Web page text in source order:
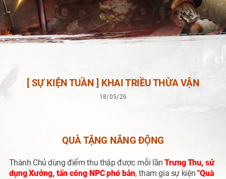
[ SỰ KIỆN TUẦN ] KHAI TRIỀU THỪA VẬN
18/05/26
QUÀ TẶNG NĂNG ĐỘNG
Thành Chủ dùng điểm thu thập được mỗi lầnTrưng Thu, sử
dụng Xưởng, tấn công NPC phó bản, tham gia sự kiện"Quà